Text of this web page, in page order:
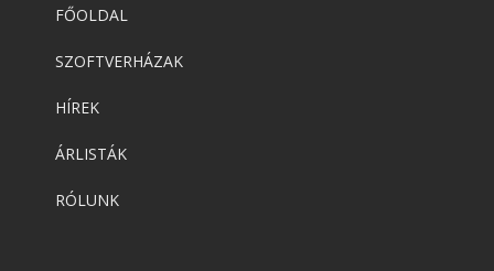
FŐOLDAL
SZOFTVERHÁZAK
HÍREK
ÁRLISTÁK
RÓLUNK